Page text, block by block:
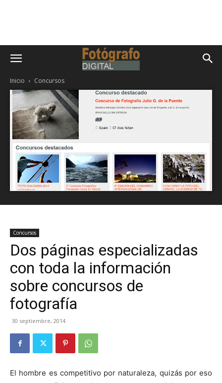
Inicio Concursos
Concursos
Dos páginas especializadas
con toda la información
sobre concursos de
fotografía
30 septiembre, 2014
El hombre es competitivo por naturaleza, quizás por eso